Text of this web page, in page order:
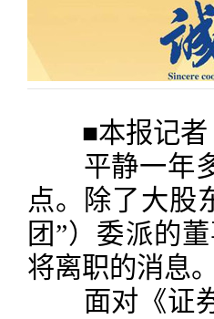
■本报记者
平静一年多
点。除了大股
团”）委派的
将离职的消息。
面对《证券